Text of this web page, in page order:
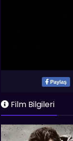
Paylaş
Film Bilgileri